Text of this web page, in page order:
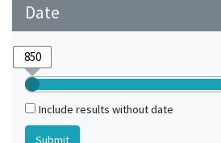
Date
Include results without date